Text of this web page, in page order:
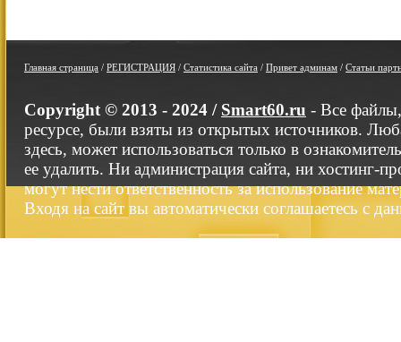
Главная страница / РЕГИСТРАЦИЯ / Статистика сайта / Привет админам / Статьи
Copyright © 2013 - 2024 / Smart60.ru - Все
ресурсе, были взяты из открытых источников.
здесь, может использоваться только в
ее удалить. Ни администрация сайта, ни хостинг-
могут нести ответственность за использование
Входя на сайт вы автоматически соглашаетесь с